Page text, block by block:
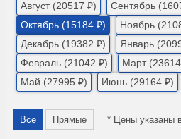
Август (20517 ₽)
Сентябрь
Октябрь (15184 ₽)
Ноябрь
Декабрь (19382 ₽)
Январь
Февраль (21042 ₽)
Март
Май (27995 ₽)
Июнь (29164 ₽)
Все Прямые * Цены указаны